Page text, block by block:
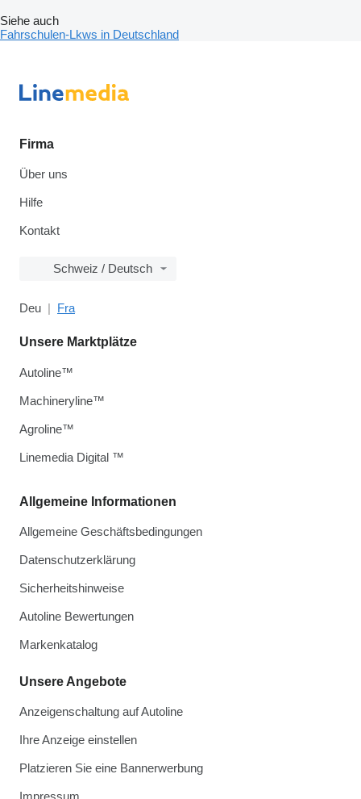
Siehe auch
Fahrschulen-Lkws in Deutschland
Firma
Über uns
Hilfe
Kontakt
Schweiz / Deutsch
Deu Fra
Allgemeine Informationen
Allgemeine Geschäftsbedingungen
Datenschutzerklärung
Sicherheitshinweise
Autoline Bewertungen
Markenkatalog
Unsere Angebote
Anzeigenschaltung auf Autoline
Ihre Anzeige einstellen
Platzieren Sie eine Bannerwerbung
Impressum
Unsere Marktplätze
Autoline™
Machineryline™
Agroline™
Linemedia Digital ™